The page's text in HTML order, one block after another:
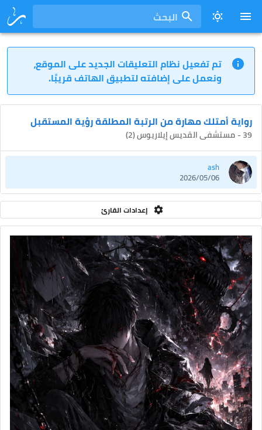
البحث
تم تفعيل نظام التعليقات الجديد على الموقع،
ونعمل على إضافته لتطبيق الهاتف قريبًا.
رواية أمتلك مهارة من الرتبة المطلقة رؤية المستقبل
39 - مستشفى القديس إيلاريوس (2)
ash
2026/05/06
إعدادات القارئ